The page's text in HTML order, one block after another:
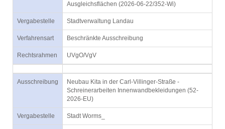
Ausgleichsflächen (2026-06-22/352-Wi)
Vergabestelle Stadtverwaltung Landau
Verfahrensart Beschränkte Ausschreibung
Rechtsrahmen UVgO/VgV
Ausschreibung
Neubau Kita in der Carl-Villinger-Straße -
Schreinerarbeiten Innenwandbekleidungen (52-
2026-EU)
Vergabestelle Stadt Worms_